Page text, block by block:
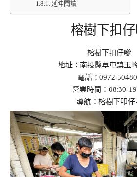
延伸閱讀
榕樹下扣
榕樹下扣仔嗲
地址：南投縣草屯鎮玉
電話：0972-
營業時間：08:30-
導航：榕樹下叩仔